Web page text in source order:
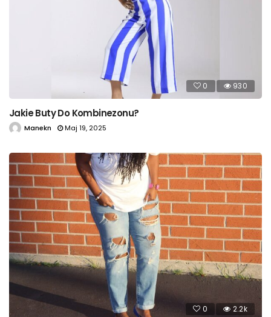
0 930
Jakie Buty Do Kombinezonu?
Manekn Maj 19, 2025
0 2.2k